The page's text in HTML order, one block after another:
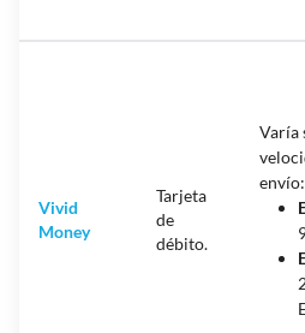
Vivid
Money
Tarjeta
de
débito.
Varía
envío: